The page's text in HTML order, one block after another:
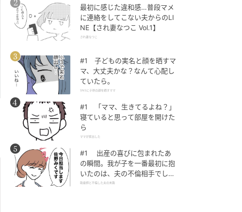
最初に感じた違和感…普段マメ
に連絡をしてこない夫からのLI
NE【され妻なつこ Vol.1】
され妻なつこ
#1 子どもの実名と顔を晒すマ
マ、大丈夫かな？なんて心配し
ていたら。
SNSに子供の顔を晒すママ
#1 「ママ、生きてるよね？」
寝ていると思って部屋を開けた
ら
ママが家出した
#1 出産の喜びに包まれたあ
の瞬間。我が子を一番最初に抱
いたのは、夫の不倫相手でし
た。
助産師と不倫した夫の末路